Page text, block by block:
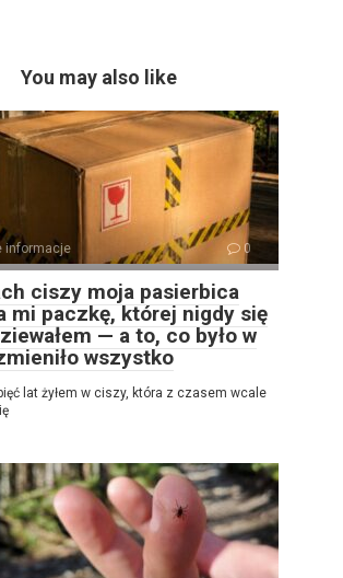
You may also like
informacje 0
ciszy moja pasierbica
mi paczkę, której nigdy się
— a to, co było w
wszystko
lat żyłem w ciszy, która z czasem wcale